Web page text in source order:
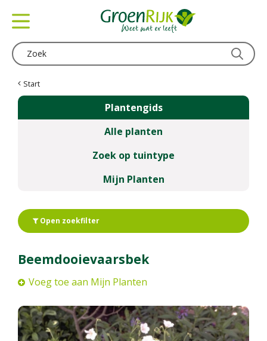
Start
Plantengids
Alle planten
Zoek op tuintype
Mijn Planten
Open zoekfilter
Beemdooievaarsbek
Voeg toe aan Mijn Planten